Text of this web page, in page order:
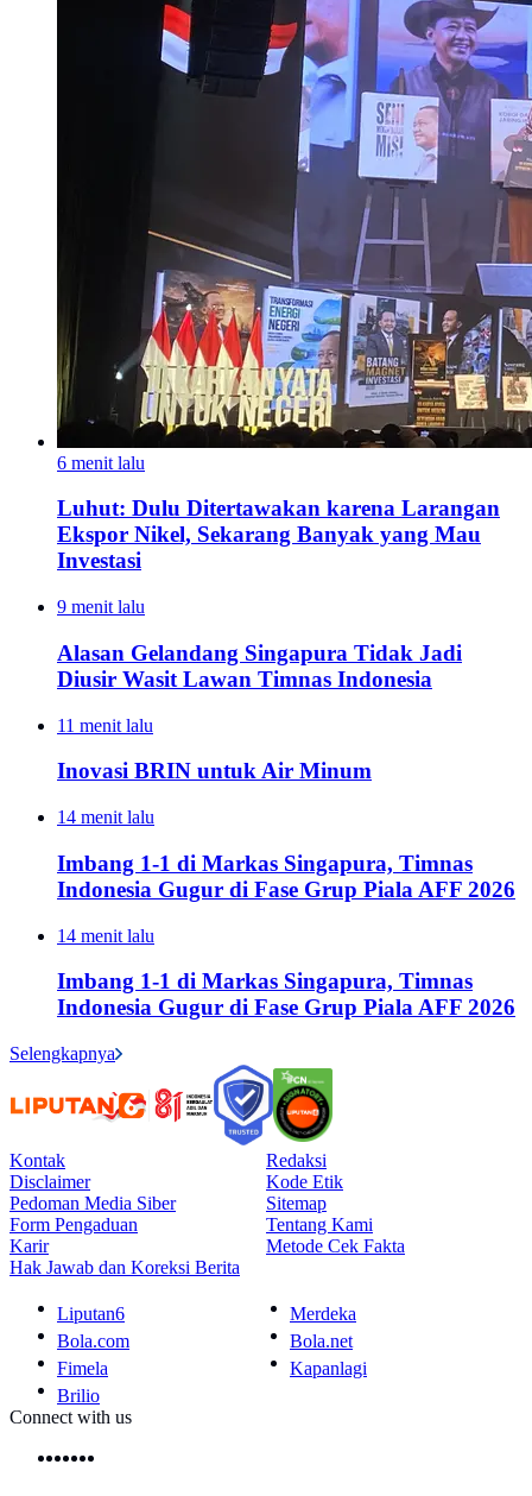
6 menit lalu
Luhut: Dulu Ditertawakan karena Larangan
Ekspor Nikel, Sekarang Banyak yang Mau
Investasi
9 menit lalu
Alasan Gelandang Singapura Tidak Jadi
Diusir Wasit Lawan Timnas Indonesia
11 menit lalu
Inovasi BRIN untuk Air Minum
14 menit lalu
Imbang 1-1 di Markas Singapura, Timnas
Indonesia Gugur di Fase Grup Piala AFF 2026
14 menit lalu
Imbang 1-1 di Markas Singapura, Timnas
Indonesia Gugur di Fase Grup Piala AFF 2026
Selengkapnya
Kontak
Redaksi
Disclaimer
Kode Etik
Pedoman Media Siber
Sitemap
Form Pengaduan
Tentang Kami
Karir
Metode Cek Fakta
Hak Jawab dan Koreksi Berita
Liputan6
Merdeka
Bola.com
Bola.net
Fimela
Kapanlagi
Brilio
Connect with us